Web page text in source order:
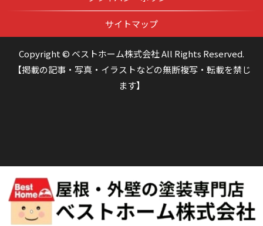
サイトマップ
Copyright © ベストホーム株式会社 All Rights Reserved.
【掲載の記事・写真・イラストなどの無断複写・転載を禁じ
ます】